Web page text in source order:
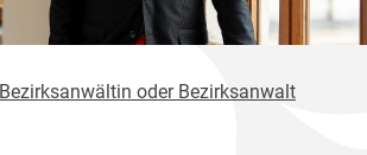
Bezirksanwältin oder Bezirksanwalt